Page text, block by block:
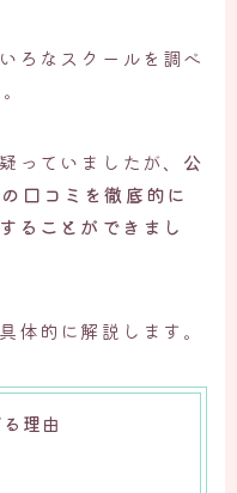
ろなスクールを調べ
っていましたが、 公
口コミを徹底的に
ることができまし
体的に解説します。
理由